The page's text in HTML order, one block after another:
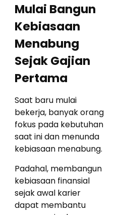
Mulai Bangun
Kebiasaan
Menabung
Sejak Gajian
Pertama
Saat baru mulai
bekerja, banyak orang
fokus pada kebutuhan
saat ini dan menunda
kebiasaan menabung.
Padahal, membangun
kebiasaan finansial
sejak awal karier
dapat membantu